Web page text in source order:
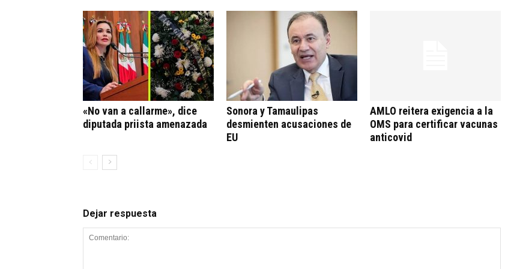
«No van a callarme», dice
diputada priista amenazada
Sonora y Tamaulipas
desmienten acusaciones de
EU
AMLO reitera exigencia a la
OMS para certificar vacunas
anticovid
Dejar respuesta